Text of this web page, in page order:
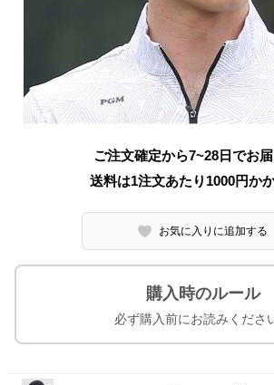
ご注文確定から7~28日でお
送料は1注文あたり 1000円か
お気に入りに追加する
購入時のルール
必ず購入前にお読みくださ